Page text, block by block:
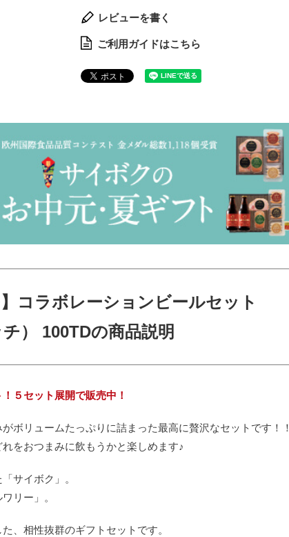
レビューを書く
ご利用ガイドはこちら
コラボレーションビールセット
） 100TDの商品説明
５セット展開で販売中！
ボリュームたっぷりに詰まった最高に贅沢なセットです！！
をおつまみに飲もうかと楽しめます♪
サイボク」。
リー」。
、相性抜群のギフトセットです。